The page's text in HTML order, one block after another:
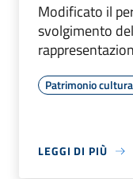
Modificato il
svolgimento
Patrimonio
LEGGI DI PIÙ